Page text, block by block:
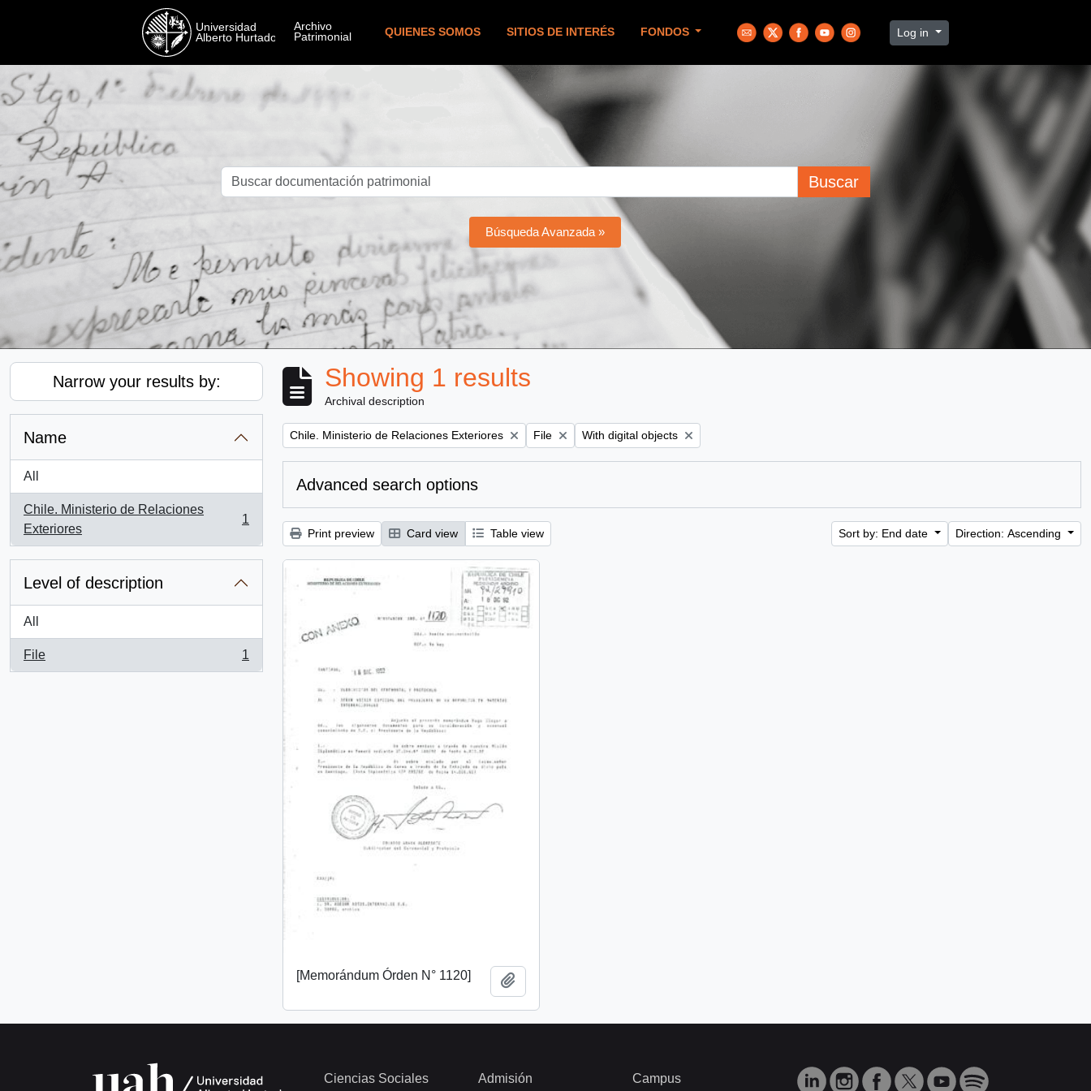
QUIENES SOMOS SITIOS DE INTERÉS FONDOS Log in
Buscar
Búsqueda Avanzada »
Narrow your results by:
Name
All
Chile. Ministerio de Relaciones
Exteriores
, 1 results
1
Level of description
All
File
, 1 results
1
Showing 1 results
Archival description
Remove filter:
Chile. Ministerio de Relaciones Exteriores Remove filter:
File Remove filter:
With digital objects
Advanced search options
Print preview Card view Table view Sort by: End date Direction: Ascending
[Memorándum Órden N° 1120]
Ciencias Sociales Admisión Campus